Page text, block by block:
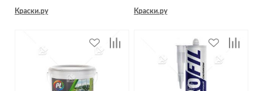
Краски.ру Краски.ру